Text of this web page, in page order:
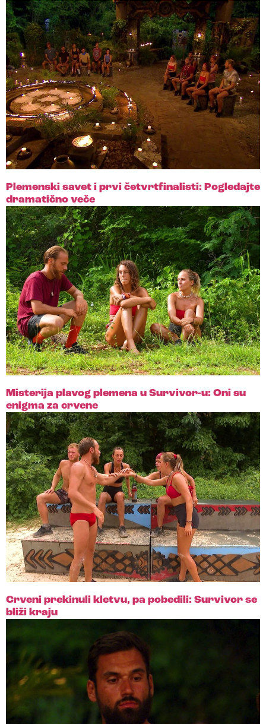
Plemenski savet i prvi četvrtfinalisti: Pogledajte
dramatično veče
Misterija plavog plemena u Survivor-u: Oni su
enigma za crvene
Crveni prekinuli kletvu, pa pobedili: Survivor se
bliži kraju